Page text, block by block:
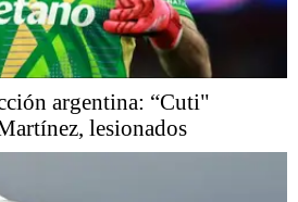
argentina: “Cuti"
lesionados